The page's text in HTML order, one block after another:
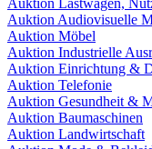
Auktion Lastwagen,
Auktion Audiovisuelle
Auktion Möbel
Auktion Industrielle
Auktion Einrichtung &
Auktion Telefonie
Auktion Gesundheit &
Auktion Baumaschinen
Auktion Landwirtschaft